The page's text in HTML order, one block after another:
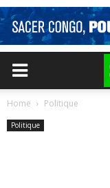
Home Politique
Politique